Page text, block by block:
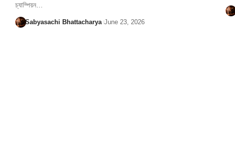
চ্যাম্পিয়ন…
Sabyasachi Bhattacharya June 23, 2026